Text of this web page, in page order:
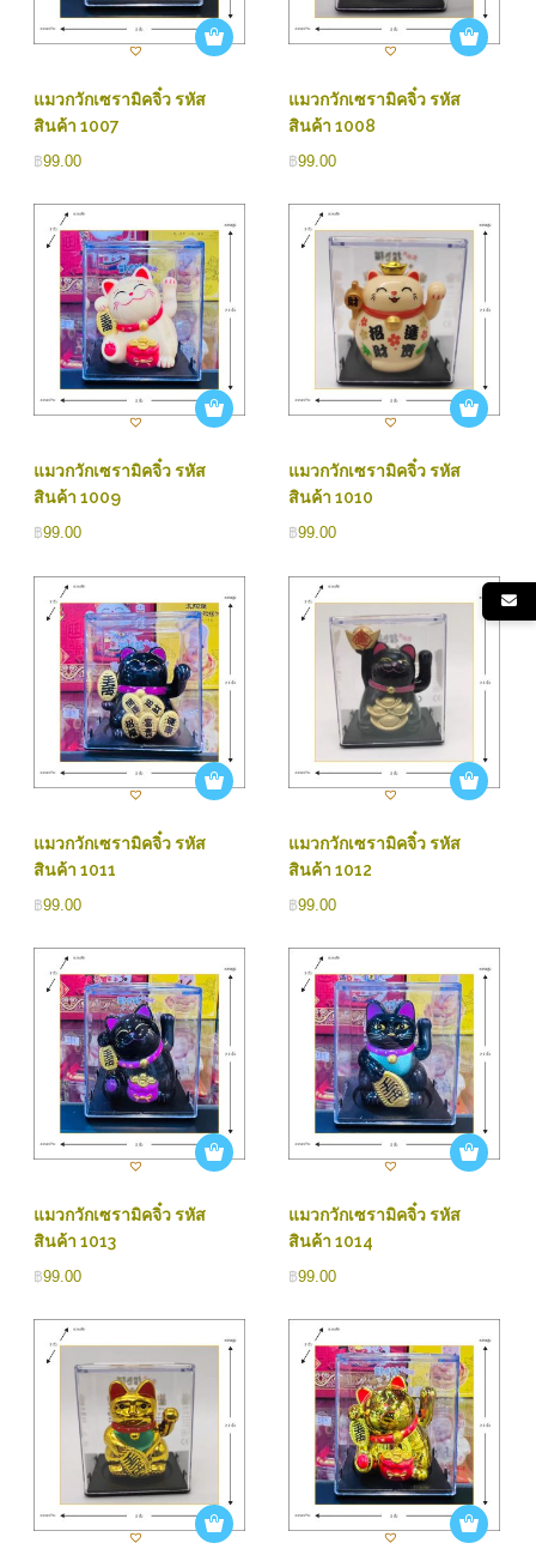
แมวกวักเซรามิคจิ๋ว รหัส
สินค้า 1007
฿99.00
แมวกวักเซรามิคจิ๋ว รหัส
สินค้า 1008
฿99.00
แมวกวักเซรามิคจิ๋ว รหัส
สินค้า 1009
฿99.00
แมวกวักเซรามิคจิ๋ว รหัส
สินค้า 1010
฿99.00
แมวกวักเซรามิคจิ๋ว รหัส
สินค้า 1011
฿99.00
แมวกวักเซรามิคจิ๋ว รหัส
สินค้า 1012
฿99.00
แมวกวักเซรามิคจิ๋ว รหัส
สินค้า 1013
฿99.00
แมวกวักเซรามิคจิ๋ว รหัส
สินค้า 1014
฿99.00